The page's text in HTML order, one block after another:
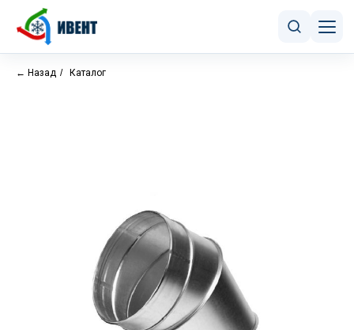
← Назад / Каталог